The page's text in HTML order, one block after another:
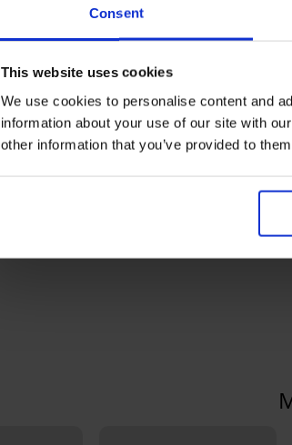
Consent
This website uses cookies
We use cookies to personalise content and
information about your use of our site with
other information that you’ve provided to